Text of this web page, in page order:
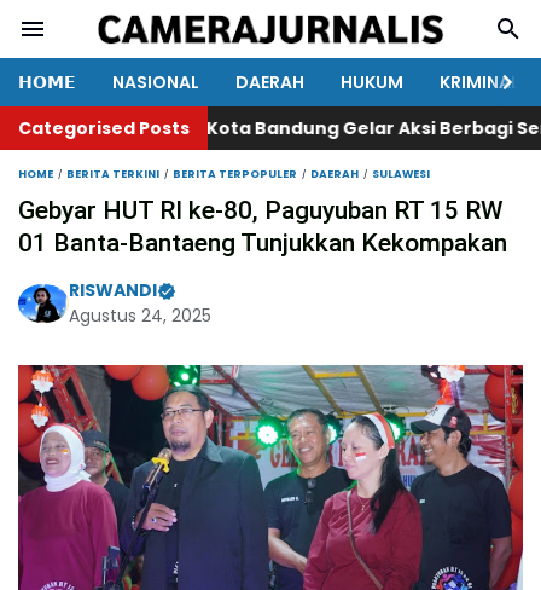
𝗛𝗢𝗠𝗘 NASIONAL DAERAH HUKUM
KRIMINAL
Categorised Posts
234SC Kota Bandung Gelar Aksi Berbagi
HOME BERITA TERKINI BERITA TERPOPULER DAERAH SULAWESI
Gebyar HUT RI ke-80, Paguyuban RT 15 RW
01 Banta-Bantaeng Tunjukkan Kekompakan
RISWANDI
Agustus 24, 2025